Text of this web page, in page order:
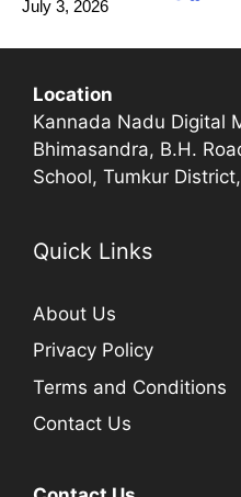
July 3, 2026
Location
Kannada Nadu Digital
Bhimasandra, B.H.
School, Tumkur
Quick Links
About Us
Privacy Policy
Terms and Conditions
Contact Us